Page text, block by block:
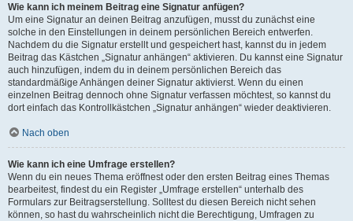
Wie kann ich meinem Beitrag eine Signatur anfügen?
Um eine Signatur an deinen Beitrag anzufügen, musst du zunächst eine
solche in den Einstellungen in deinem persönlichen Bereich entwerfen.
Nachdem du die Signatur erstellt und gespeichert hast, kannst du in jedem
Beitrag das Kästchen „Signatur anhängen“ aktivieren. Du kannst eine Signatur
auch hinzufügen, indem du in deinem persönlichen Bereich das
standardmäßige Anhängen deiner Signatur aktivierst. Wenn du einen
einzelnen Beitrag dennoch ohne Signatur verfassen möchtest, so kannst du
dort einfach das Kontrollkästchen „Signatur anhängen“ wieder deaktivieren.
Nach oben
Wie kann ich eine Umfrage erstellen?
Wenn du ein neues Thema eröffnest oder den ersten Beitrag eines Themas
bearbeitest, findest du ein Register „Umfrage erstellen“ unterhalb des
Formulars zur Beitragserstellung. Solltest du diesen Bereich nicht sehen
können, so hast du wahrscheinlich nicht die Berechtigung, Umfragen zu